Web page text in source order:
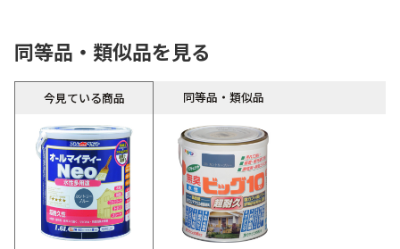
同等品・類似品を見る
今見ている商品 同等品・類似品